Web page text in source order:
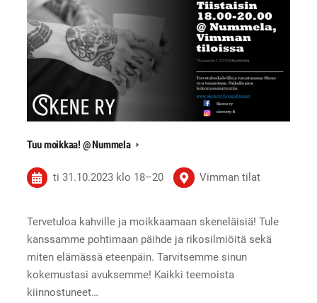
Tuu moikkaa! @ Nummela
ti 31.10.2023 klo 18–20 Vimman tilat
Tervetuloa kahville ja moikkaamaan skeneläisiä! Tule
kanssamme pohtimaan päihde ja rikosilmiöitä sekä
miten elämässä eteenpäin. Tarvitsemme sinun
kokemustasi avuksemme! Kaikki teemoista
kiinnostuneet…